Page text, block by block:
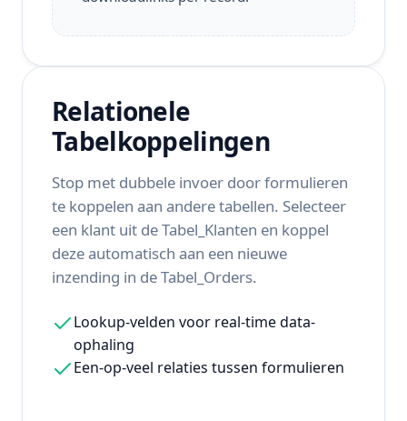
Relationele
Tabelkoppelingen
Stop met dubbele invoer door formulieren
te koppelen aan andere tabellen. Selecteer
een klant uit de Tabel_Klanten en koppel
deze automatisch aan een nieuwe
inzending in de Tabel_Orders.
Lookup-velden voor real-time data-
ophaling
Een-op-veel relaties tussen formulieren